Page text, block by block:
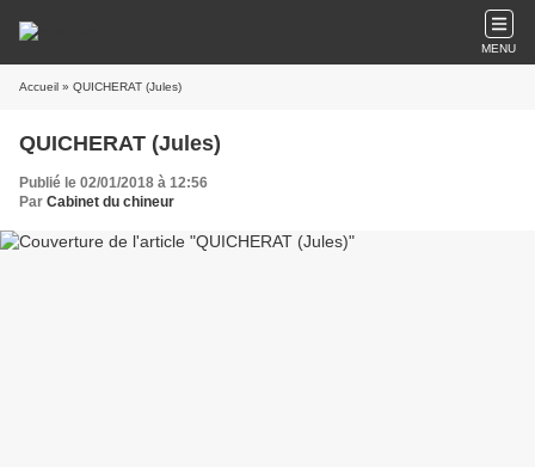
MENU
Accueil » QUICHERAT (Jules)
QUICHERAT (Jules)
Publié le 02/01/2018 à 12:56
Par Cabinet du chineur